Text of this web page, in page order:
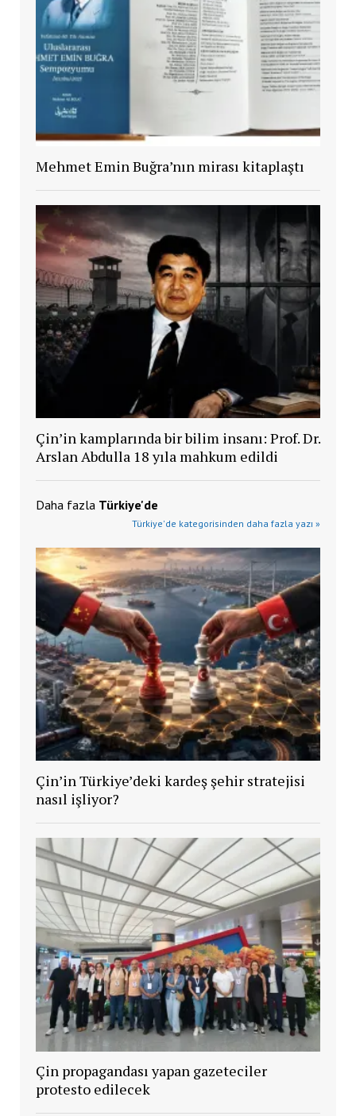
Mehmet Emin Buğra’nın mirası kitaplaştı
Çin’in kamplarında bir bilim insanı: Prof. Dr.
Arslan Abdulla 18 yıla mahkum edildi
Daha fazla Türkiye'de
Türkiye'de kategorisinden daha fazla yazı »
Çin’in Türkiye’deki kardeş şehir stratejisi
nasıl işliyor?
Çin propagandası yapan gazeteciler
protesto edilecek